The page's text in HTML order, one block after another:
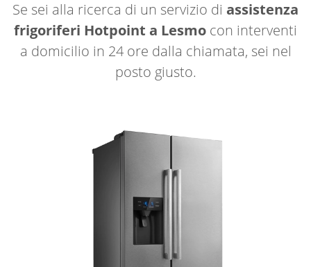
Se sei alla ricerca di un servizio di assistenza
frigoriferi Hotpoint a Lesmo con interventi
a domicilio in 24 ore dalla chiamata, sei nel
posto giusto.